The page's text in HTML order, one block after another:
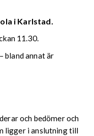
i Karlstad.
11.30.
bland annat är
och bedömer och
ligger i anslutning till